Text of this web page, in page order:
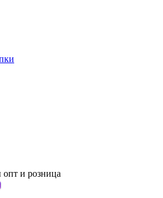
опт и розница